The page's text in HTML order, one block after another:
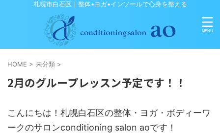
札幌市白石区｜整体•ヨガ•インソールで心身を整える
HOME > 未分類 >
2月のグループレッスン予定です！！
こんにちは！札幌白石区の整体・ヨガ・ボディーワ
ークのサロンconditioning salon aoです！